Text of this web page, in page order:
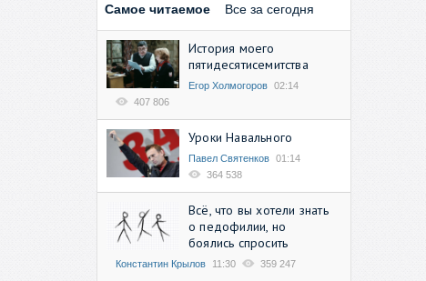
Самое читаемое Все за сегодня
История моего
пятидесятисемитства
Егор Холмогоров 02:14
407 806
Уроки Навального
Павел Святенков 01:14
364 538
Всё, что вы хотели знать
о педофилии, но
боялись спросить
Константин Крылов 11:30 359 247